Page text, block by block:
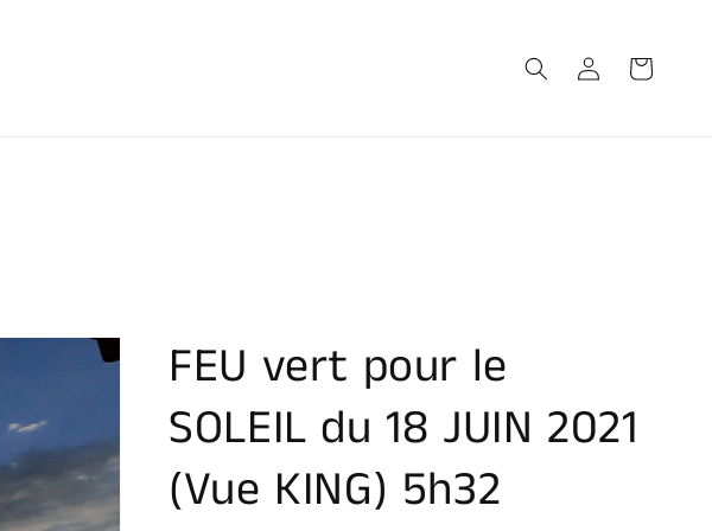
Connexion Panier
FEU vert pour le
SOLEIL du 18 JUIN 2021
(Vue KING) 5h32